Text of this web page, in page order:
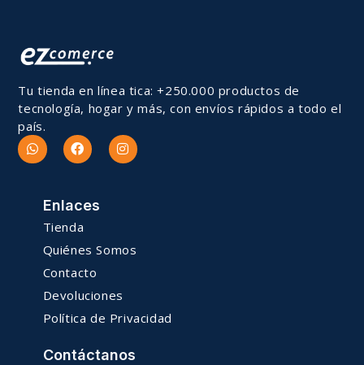
Tu tienda en línea tica: +250.000 productos de
tecnología, hogar y más, con envíos rápidos a todo el
país.
Enlaces
Tienda
Quiénes Somos
Contacto
Devoluciones
Política de Privacidad
Contáctanos